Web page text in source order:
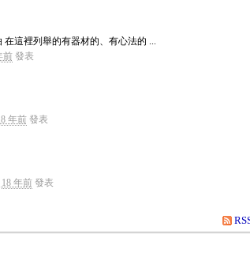
這裡列舉的有器材的、有心法的 ...
前發表
年前發表
18 年前發表